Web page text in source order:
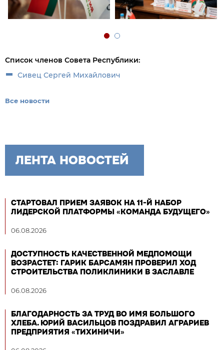
Список членов Совета Республики:
Сивец Сергей Михайлович
Все новости
ЛЕНТА НОВОСТЕЙ
СТАРТОВАЛ ПРИЕМ ЗАЯВОК НА 11-Й НАБОР
ЛИДЕРСКОЙ ПЛАТФОРМЫ «КОМАНДА БУДУЩЕГО»
06.08.2026
ДОСТУПНОСТЬ КАЧЕСТВЕННОЙ МЕДПОМОЩИ
ВОЗРАСТЕТ: ГАРИК БАРСАМЯН ПРОВЕРИЛ ХОД
СТРОИТЕЛЬСТВА ПОЛИКЛИНИКИ В ЗАСЛАВЛЕ
06.08.2026
БЛАГОДАРНОСТЬ ЗА ТРУД ВО ИМЯ БОЛЬШОГО
ХЛЕБА. ЮРИЙ ВАСИЛЬЦОВ ПОЗДРАВИЛ АГРАРИЕВ
ПРЕДПРИЯТИЯ «ТИХИНИЧИ»